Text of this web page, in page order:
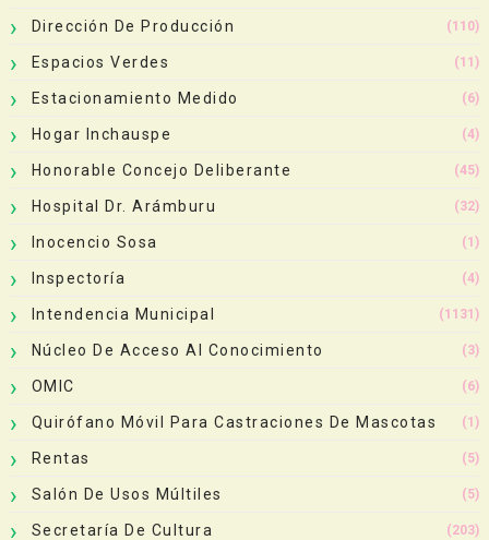
Dirección De Producción (110)
Espacios Verdes (11)
Estacionamiento Medido (6)
Hogar Inchauspe (4)
Honorable Concejo Deliberante (45)
Hospital Dr. Arámburu (32)
Inocencio Sosa (1)
Inspectoría (4)
Intendencia Municipal (1131)
Núcleo De Acceso Al Conocimiento (3)
OMIC (6)
Quirófano Móvil Para Castraciones De Mascotas (1)
Rentas (5)
Salón De Usos Múltiles (5)
Secretaría De Cultura (203)